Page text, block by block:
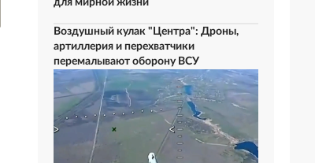
поставками газа
для мирной жизни
Воздушный кулак "Центра": Дроны,
артиллерия и перехватчики
перемалывают оборону ВСУ